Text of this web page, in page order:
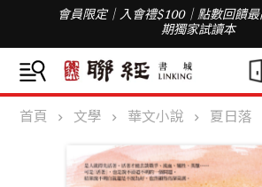
會員限定｜入會禮$100｜點數回饋
期獨家試讀本
首頁 文學 華文小說 夏日落